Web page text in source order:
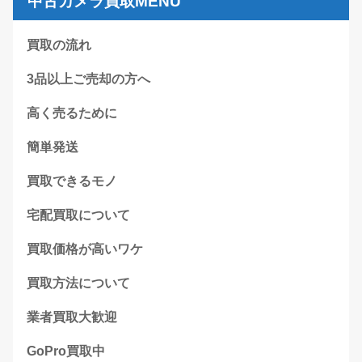
買取の流れ
3品以上ご売却の方へ
高く売るために
簡単発送
買取できるモノ
宅配買取について
買取価格が高いワケ
買取方法について
業者買取大歓迎
GoPro買取中